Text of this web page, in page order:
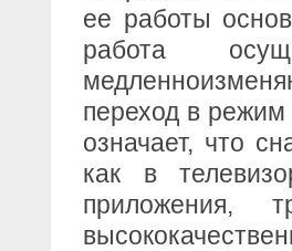
ее работы
работа
переход в
означает, что
как в
приложения,